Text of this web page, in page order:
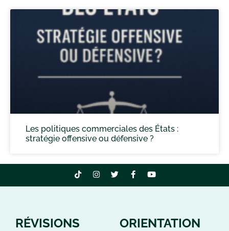
Les politiques commerciales des États :
stratégie offensive ou défensive ?
RÉVISIONS ORIENTATION